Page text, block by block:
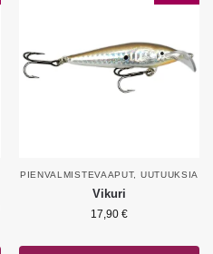
PIENVALMISTEVAAPUT, UUTUUKSIA
Vikuri
17,90 €